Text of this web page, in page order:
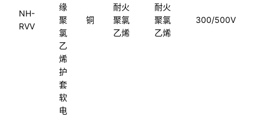
NH-
RVV
缘
聚
氯
乙
烯
护
套
软
电
铜
耐火
聚氯
乙烯
耐火
聚氯
乙烯
300/500V